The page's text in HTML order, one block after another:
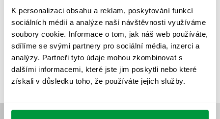
K personalizaci obsahu a reklam, poskytování funkcí
sociálních médií a analýze naší návštěvnosti využíváme
soubory cookie. Informace o tom, jak náš web používáte,
sdílíme se svými partnery pro sociální média, inzerci a
analýzy. Partneři tyto údaje mohou zkombinovat s
dalšími informacemi, které jste jim poskytli nebo které
získali v důsledku toho, že používáte jejich služby.
VÝPOČET OSVĚTLENÍ VÝPOČET ZASTÍNĚNÍ
VÝPOČTY A NÁVRHY
ZKOUŠKY NOUZOVÉHO OSVĚTLENÍ